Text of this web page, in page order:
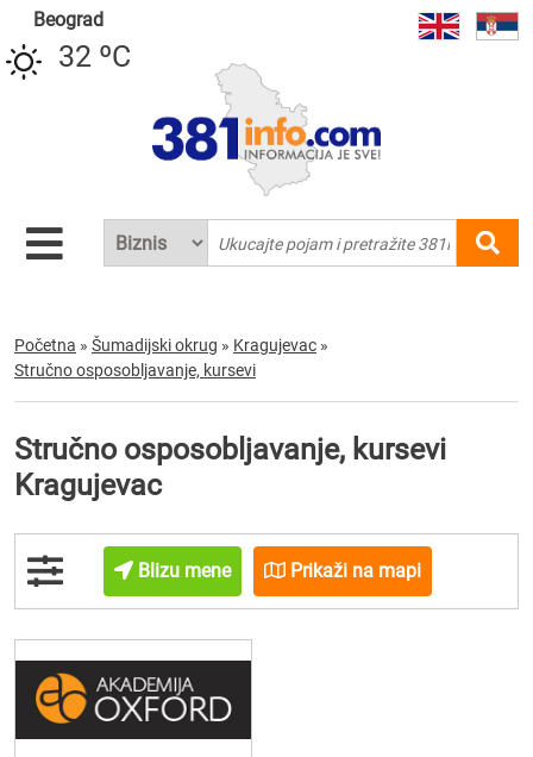
Beograd
32 ºC
Početna » Šumadijski okrug » Kragujevac »
Stručno osposobljavanje, kursevi
Stručno osposobljavanje, kursevi
Kragujevac
Blizu mene Prikaži na mapi